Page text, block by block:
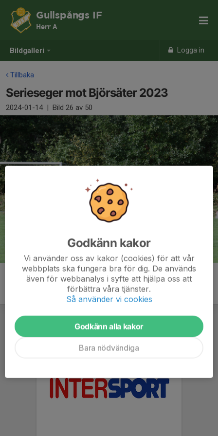
Bildgalleri Logga in
Gullspångs IF
Herr A
Tillbaka
Serieseger mot Björsäter 2023
2024-01-14 | Bild 26 av 50
Godkänn kakor
Vi använder oss av kakor (cookies) för att vår
webbplats ska fungera bra för dig. De används
även för webbanalys i syfte att hjälpa oss att
förbättra våra tjänster.
Så använder vi cookies
Godkänn alla kakor
Bara nödvändiga